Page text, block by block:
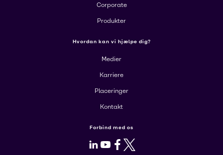
Corporate
Produkter
Hvordan kan vi hjælpe dig?
Medier
Karriere
Placeringer
Kontakt
Forbind med os
LinkedIn
Youtube
Facebook
X